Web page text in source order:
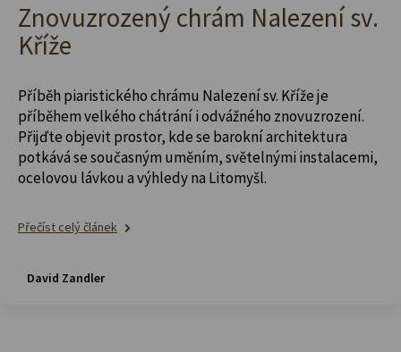
Znovuzrozený chrám Nalezení sv.
Kříže
Příběh piaristického chrámu Nalezení sv. Kříže je
příběhem velkého chátrání i odvážného znovuzrození.
Přijďte objevit prostor, kde se barokní architektura
potkává se současným uměním, světelnými instalacemi,
ocelovou lávkou a výhledy na Litomyšl.
Přečíst celý článek
David Zandler